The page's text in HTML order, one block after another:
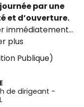
par une
et d’ouverture.
immédiatement
vous une
Cet atelier de
conçu comme un
de
pour mieux
plus
Publique)
de dirigeant -